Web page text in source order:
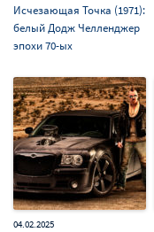
Исчезающая Точка (1971):
белый Додж Челленджер
эпохи 70-ых
04.02.2025